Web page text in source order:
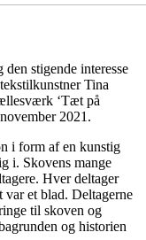
stigende interesse
Tina
‘Tæt på
2021.
i form af en kunstig
i. Skovens mange
Hver deltager
et blad. Deltagerne
til skoven og
og historien